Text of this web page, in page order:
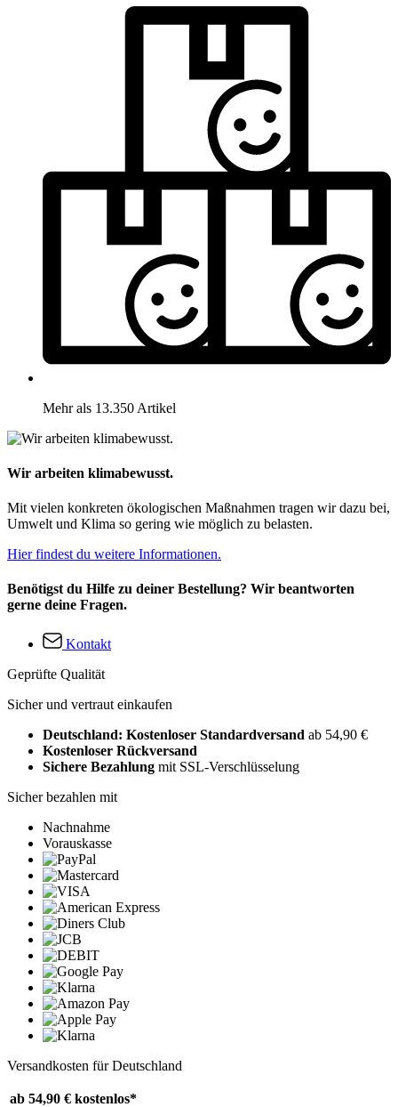
Mehr als 13.350 Artikel
Wir arbeiten klimabewusst.
Mit vielen konkreten ökologischen Maßnahmen tragen wir dazu bei,
Umwelt und Klima so gering wie möglich zu belasten.
Hier findest du weitere Informationen.
Benötigst du Hilfe zu deiner Bestellung? Wir beantworten
gerne deine Fragen.
Kontakt
Geprüfte Qualität
Sicher und vertraut einkaufen
Deutschland: Kostenloser Standardversand ab 54,90 €
Kostenloser Rückversand
Sichere Bezahlung mit SSL-Verschlüsselung
Sicher bezahlen mit
Nachnahme
Vorauskasse
Versandkosten für Deutschland
ab 54,90 € kostenlos*